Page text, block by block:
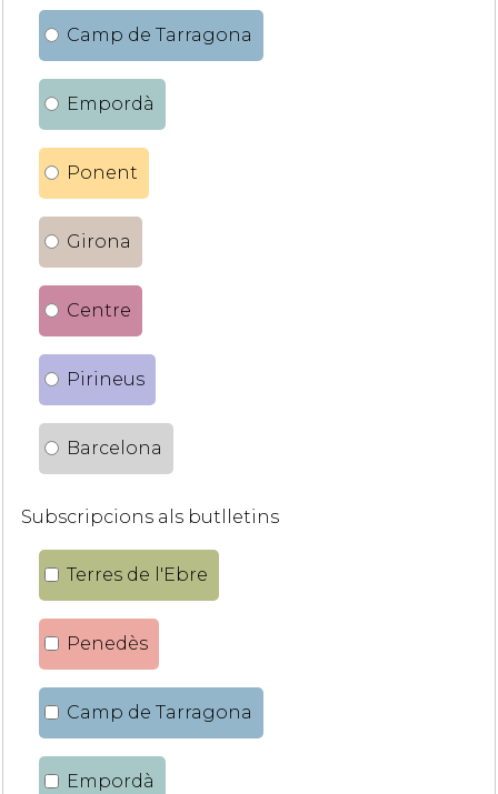
Camp de Tarragona
Empordà
Ponent
Girona
Centre
Pirineus
Barcelona
Subscripcions als butlletins
Terres de l'Ebre
Penedès
Camp de Tarragona
Empordà